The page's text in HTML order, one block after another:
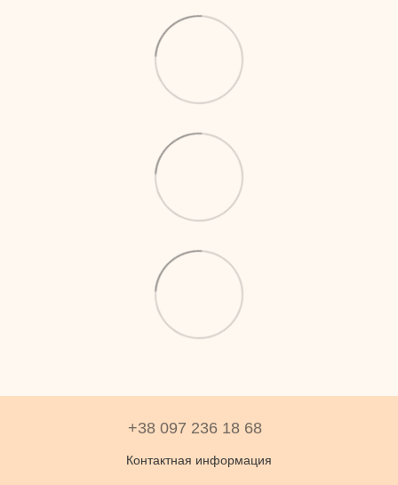
+38 097 236 18 68
Контактная информация